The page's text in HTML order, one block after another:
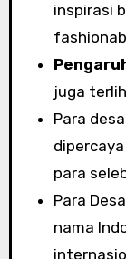
inspirasi
juga
Para
para
Para
nama